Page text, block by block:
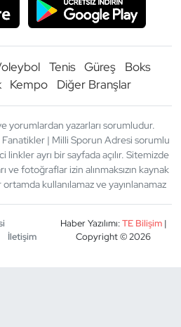
Tenis Güreş
Boks
Kempo Diğer Branşlar
yorumlardan yazarları sorumludur.
| Milli Sporun Adresi sorumlu
ayrı bir sayfada açılır. Sitemizde
ve fotoğraflar izin alınmaksızın kaynak
kullanılamaz ve yayınlanamaz
İletişim
Haber Yazılımı:TE Bilişim|
Copyright © 2026